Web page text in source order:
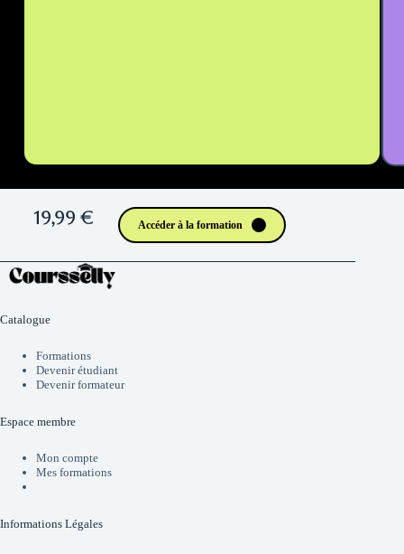
19,99 € Accéder à la formation
Catalogue
Formations
Devenir étudiant
Devenir formateur
Espace membre
Mon compte
Mes formations
Informations Légales